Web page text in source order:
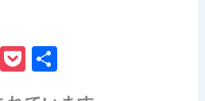
Li
P